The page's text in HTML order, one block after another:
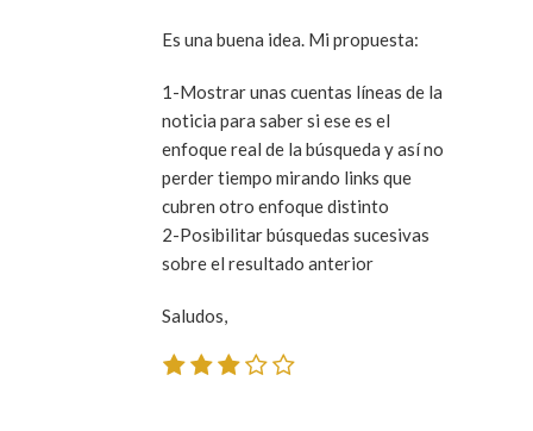
Es una buena idea. Mi propuesta:
1-Mostrar unas cuentas líneas de la
noticia para saber si ese es el
enfoque real de la búsqueda y así no
perder tiempo mirando links que
cubren otro enfoque distinto
2-Posibilitar búsquedas sucesivas
sobre el resultado anterior
Saludos,